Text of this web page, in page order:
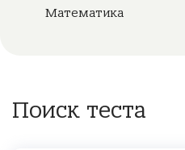
Математика
Поиск теста